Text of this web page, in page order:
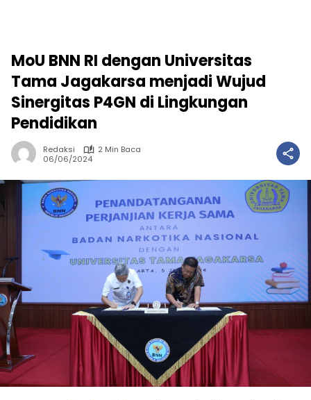
MoU BNN RI dengan Universitas
Tama Jagakarsa menjadi Wujud
Sinergitas P4GN di Lingkungan
Pendidikan
Redaksi
2 Min Baca
06/06/2024